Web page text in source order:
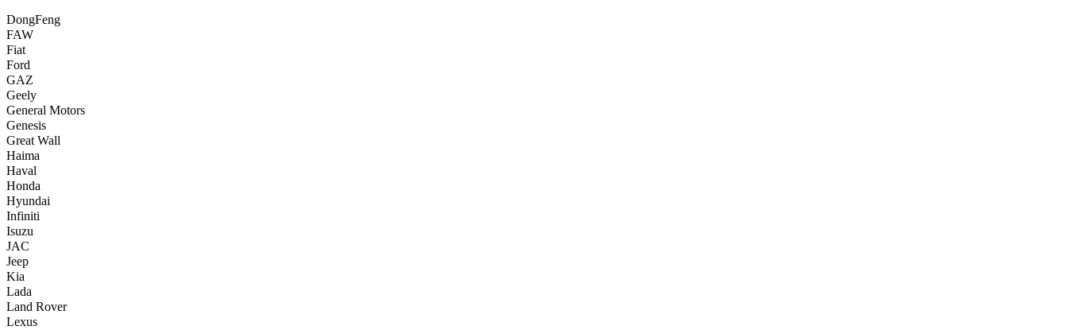
DongFeng
FAW
Fiat
Ford
GAZ
Geely
General Motors
Genesis
Great Wall
Haima
Haval
Honda
Hyundai
Infiniti
Isuzu
JAC
Jeep
Kia
Lada
Land Rover
Lexus